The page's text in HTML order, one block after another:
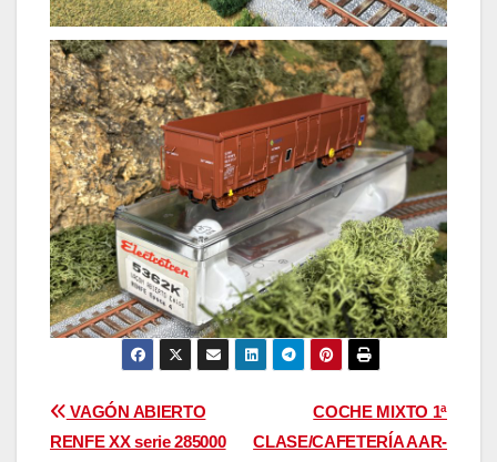
Navegación
COCHE MIXTO 1ª
CLASE/CAFETERÍA AAR-
VAGÓN ABIERTO
RENFE XX serie 285000